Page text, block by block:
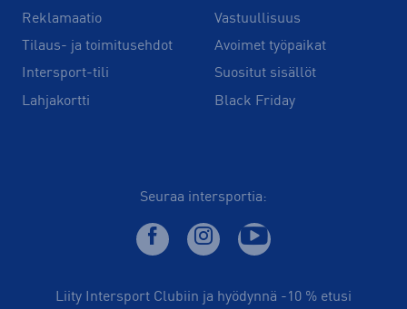
Reklamaatio
Tilaus- ja toimitusehdot
Intersport-tili
Lahjakortti
Vastuullisuus
Avoimet työpaikat
Suositut sisällöt
Black Friday
Seuraa intersportia:
Liity Intersport Clubiin ja hyödynnä -10 % etusi